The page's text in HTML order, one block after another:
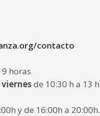
contacto
horas
viernesde 10:30 h a 13 h
y de 16:00h a 20:00h.